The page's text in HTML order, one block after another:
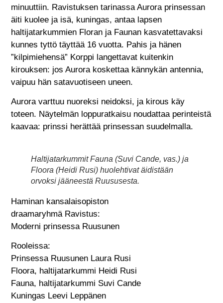
minuuttiin. Ravistuksen tarinassa Aurora prinsessan
äiti kuolee ja isä, kuningas, antaa lapsen
haltijatarkummien Floran ja Faunan kasvatettavaksi
kunnes tyttö täyttää 16 vuotta. Pahis ja hänen
”kilpimiehensä” Korppi langettavat kuitenkin
kirouksen: jos Aurora koskettaa kännykän antennia,
vaipuu hän satavuotiseen uneen.
Aurora varttuu nuoreksi neidoksi, ja kirous käy
toteen. Näytelmän loppuratkaisu noudattaa perinteistä
kaavaa: prinssi herättää prinsessan suudelmalla.
Haltijatarkummit Fauna (Suvi Cande, vas.) ja
Floora (Heidi Rusi) huolehtivat äidistään
orvoksi jääneestä Ruususesta.
Haminan kansalaisopiston
draamaryhmä Ravistus:
Moderni prinsessa Ruusunen
Rooleissa:
Prinsessa Ruusunen Laura Rusi
Floora, haltijatarkummi Heidi Rusi
Fauna, haltijatarkummi Suvi Cande
Kuningas Leevi Leppänen